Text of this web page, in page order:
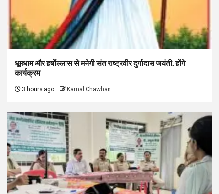
धूमधाम और हर्षोल्लास से मनेगी संत राष्ट्रवीर दुर्गादास जयंती, होंगे
कार्यक्रम
3 hours ago Kamal Chawhan